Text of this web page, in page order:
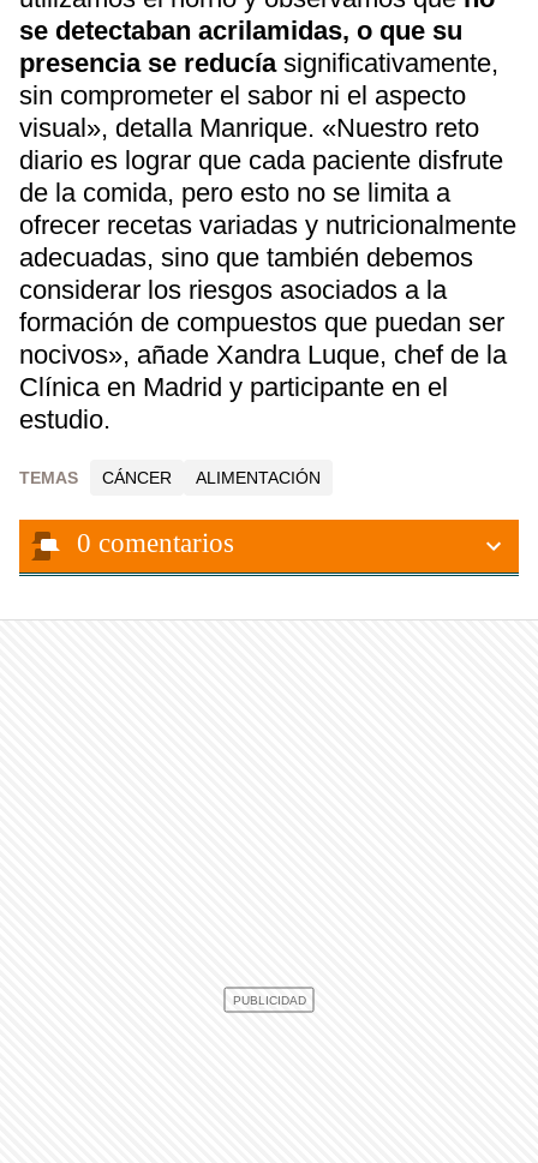
se detectaban acrilamidas, o que su
presencia se reducíasignificativamente,
sin comprometer el sabor ni el aspecto
visual», detalla Manrique. «Nuestro reto
diario es lograr que cada paciente disfrute
de la comida, pero esto no se limita a
ofrecer recetas variadas y nutricionalmente
adecuadas, sino que también debemos
considerar los riesgos asociados a la
formación de compuestos que puedan ser
nocivos», añade Xandra Luque, chef de la
Clínica en Madrid y participante en el
estudio.
TEMAS CÁNCER ALIMENTACIÓN
0 comentarios